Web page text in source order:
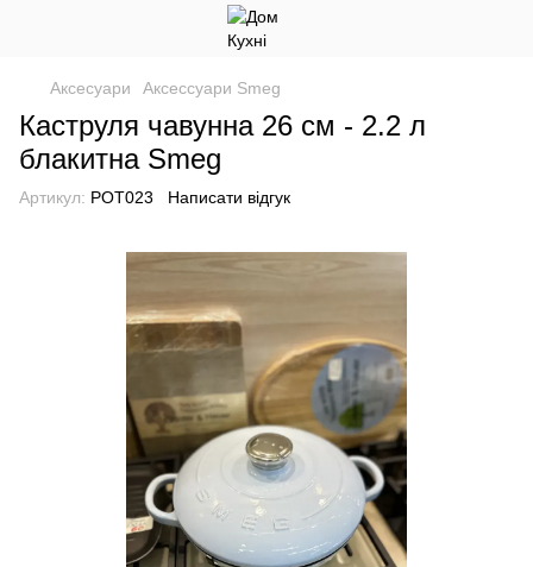
Аксесуари Аксессуари Smeg
Каструля чавунна 26 см - 2.2 л
блакитна Smeg
Артикул: POT023 Написати відгук